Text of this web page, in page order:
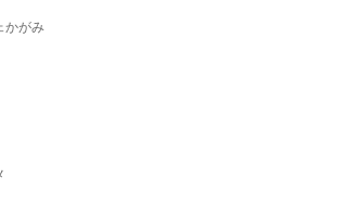
かがみ